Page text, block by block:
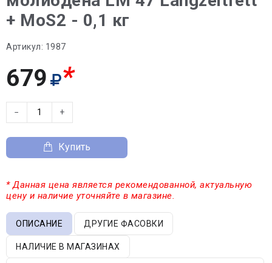
+ MoS2 - 0,1 кг
Артикул: 1987
679 *
− +
Купить
* Данная цена является рекомендованной, актуальную
цену и наличие уточняйте в магазине.
ОПИСАНИЕ ДРУГИЕ ФАСОВКИ
НАЛИЧИЕ В МАГАЗИНАХ